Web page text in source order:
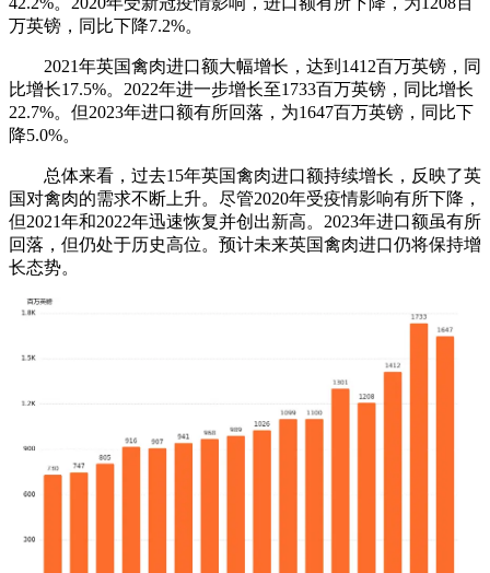
万英镑，同比下降7.2%。
2021年英国禽肉进口额大幅增长，达到1412百万英镑，同
比增长17.5%。2022年进一步增长至1733百万英镑，同比增长
22.7%。但2023年进口额有所回落，为1647百万英镑，同比下
降5.0%。
总体来看，过去15年英国禽肉进口额持续增长，反映了英
国对禽肉的需求不断上升。尽管2020年受疫情影响有所下降，
但2021年和2022年迅速恢复并创出新高。2023年进口额虽有所
回落，但仍处于历史高位。预计未来英国禽肉进口仍将保持增
长态势。